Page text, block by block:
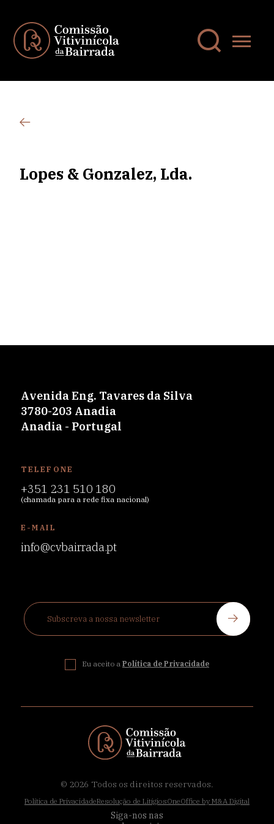
Lopes & Gonzalez, Lda.
Avenida Eng. Tavares da Silva
3780-203 Anadia
Anadia - Portugal
TELEFONE
+351 231 510 180
(chamada para a rede fixa nacional)
E-MAIL
info@cvbairrada.pt
Eu aceito a Política de Privacidade
© 2026 Todos os direitos reservados.
Política de PrivacidadeResolução de LitígiosOneOffice by M&A Digital
Siga-nos nas